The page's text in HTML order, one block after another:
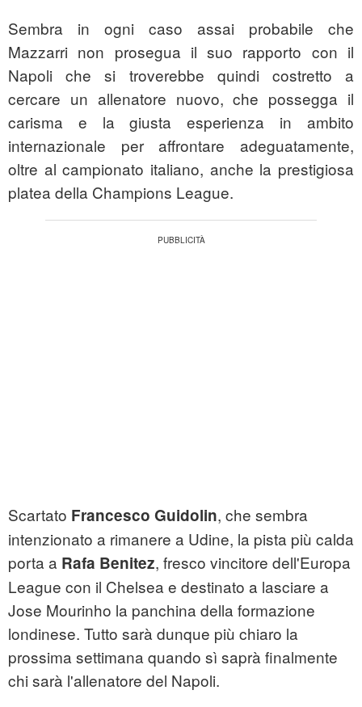
Sembra in ogni caso assai probabile che
Mazzarri non prosegua il suo rapporto con il
Napoli che si troverebbe quindi costretto a
cercare un allenatore nuovo, che possegga il
carisma e la giusta esperienza in ambito
internazionale per affrontare adeguatamente,
oltre al campionato italiano, anche la prestigiosa
platea della Champions League.
Scartato Francesco Guidolin, che sembra
intenzionato a rimanere a Udine, la pista più calda
porta a Rafa Benitez, fresco vincitore dell'Europa
League con il Chelsea e destinato a lasciare a
Jose Mourinho la panchina della formazione
londinese. Tutto sarà dunque più chiaro la
prossima settimana quando sì saprà finalmente
chi sarà l'allenatore del Napoli.